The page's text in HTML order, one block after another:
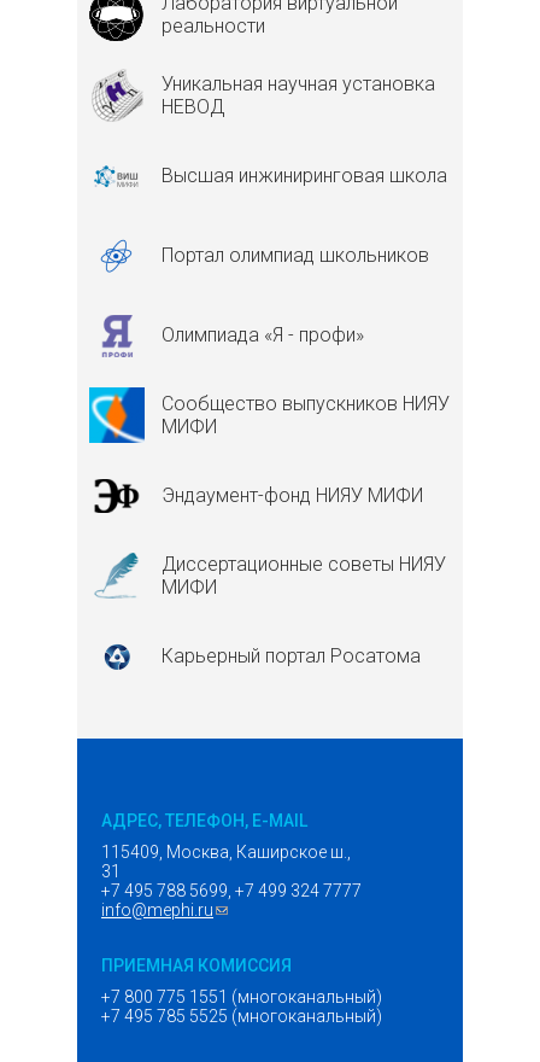
реальности
Уникальная научная установка
НЕВОД
Высшая инжиниринговая школа
Портал олимпиад школьников
Олимпиада «Я - профи»
Сообщество выпускников НИЯУ
МИФИ
Эндаумент-фонд НИЯУ МИФИ
Диссертационные советы НИЯУ
МИФИ
Карьерный портал Росатома
АДРЕС, ТЕЛЕФОН, E-MAIL
115409, Москва, Каширское ш.,
31
+7 495 788 5699, +7 499 324 7777
info@mephi.ru(ссылка для отправки email)
ПРИЕМНАЯ КОМИССИЯ
+7 800 775 1551 (многоканальный)
+7 495 785 5525 (многоканальный)